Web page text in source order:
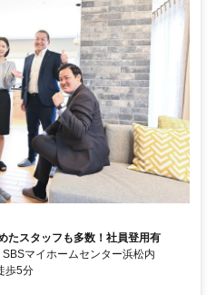
たスタッフも多数！社員登用有
マイホームセンター浜松内
歩5分